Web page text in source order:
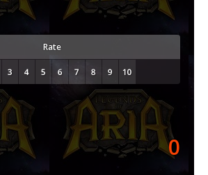
Rate
0